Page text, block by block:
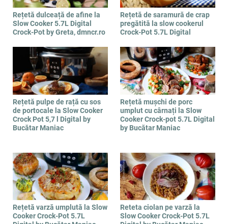
Rețetă dulceață de afine la
Slow Cooker 5.7L Digital
Crock-Pot by Greta, dmncr.ro
Rețetă de saramură de crap
pregătită la slow cookerul
Crock-Pot 5.7L Digital
Rețetă pulpe de rață cu sos
de portocale la Slow Cooker
Crock Pot 5,7 l Digital by
Bucătar Maniac
Rețetă mușchi de porc
umplut cu cârnați la Slow
Cooker Crock-pot 5.7L Digital
by Bucătar Maniac
Rețetă varză umplută la Slow
Cooker Crock-Pot 5.7L
Reteta ciolan pe varză la
Slow Cooker Crock-Pot 5.7L